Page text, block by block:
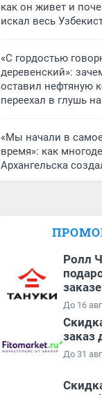
как он живет и
искал весь
«С гордостью
деревенский»:
оставил нефтяную
переехал в глушь
«Мы начали в
время»: как
Архангельска
Ролл
До 16
заказ
До 31